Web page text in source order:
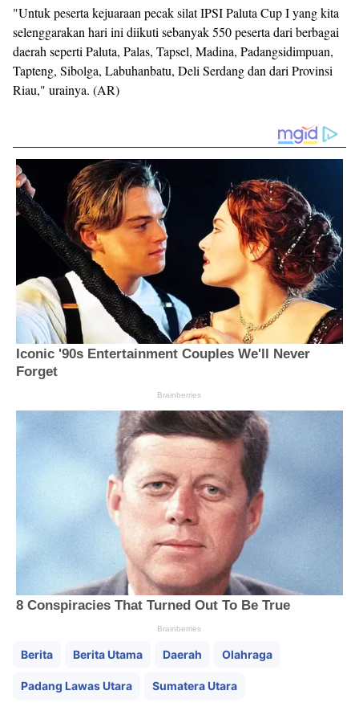
"Untuk peserta kejuaraan pecak silat IPSI Paluta Cup I yang kita
selenggarakan hari ini diikuti sebanyak 550 peserta dari berbagai
daerah seperti Paluta, Palas, Tapsel, Madina, Padangsidimpuan,
Tapteng, Sibolga, Labuhanbatu, Deli Serdang dan dari Provinsi
Riau," urainya. (AR)
Berita Berita Utama Daerah Olahraga
Padang Lawas Utara Sumatera Utara